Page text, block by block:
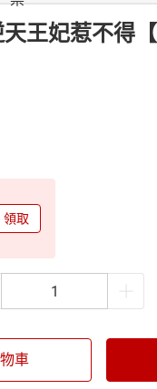
王妃惹不得
領取
車